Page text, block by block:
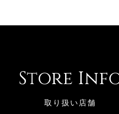
Store
取り扱い店舗